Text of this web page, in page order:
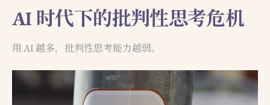
AI 时代下的批判性思考危机
用 AI 越多，批判性思考能力越弱。